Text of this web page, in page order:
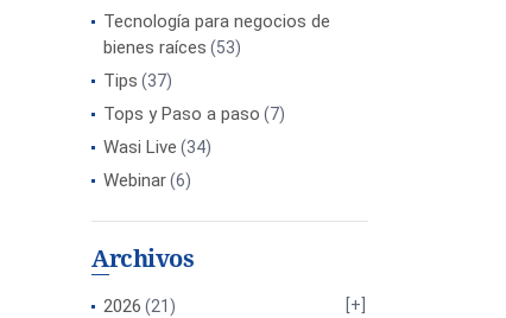
Tecnología para negocios de
bienes raíces (53)
Tips (37)
Tops y Paso a paso (7)
Wasi Live (34)
Webinar(6)
Archivos
2026 (21)